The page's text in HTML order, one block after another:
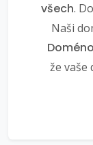
všech.
Naši
že vaše